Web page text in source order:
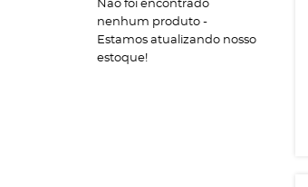
Não foi encontrado
nenhum produto -
Estamos atualizando nosso
estoque!